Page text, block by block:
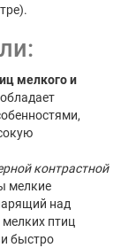
мелкого и
контрастной
мелкие
над
птиц
быстро